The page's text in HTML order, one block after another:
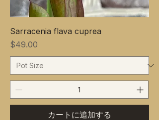
Sarracenia flava cuprea
価格
$49.00
カートに追加する